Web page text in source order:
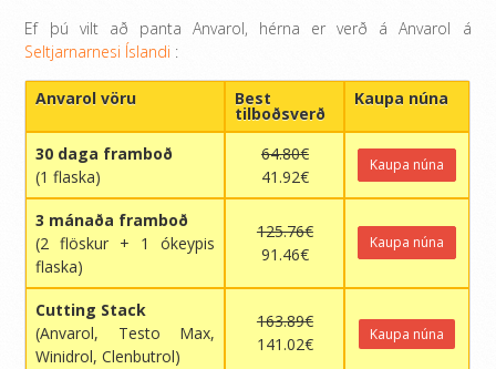
Ef þú vilt að panta Anvarol, hérna er verð á Anvarol á
Seltjarnarnesi Íslandi :
Anvarol vöru Best
tilboðsverð
Kaupa núna
30 daga framboð
(1 flaska)
64.80€
41.92€
Kaupa núna
3 mánaða framboð
(2 flöskur + 1 ókeypis
flaska)
125.76€
91.46€
Kaupa núna
Cutting Stack
(Anvarol, Testo Max,
Winidrol, Clenbutrol)
163.89€
141.02€
Kaupa núna